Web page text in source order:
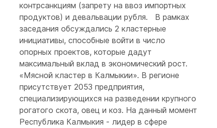
контрсанкциям (запрету на ввоз импортных
продуктов) и девальвации рубля. В рамках
заседания обсуждались 2 кластерные
инициативы, способные войти в число
опорных проектов, которые дадут
максимальный вклад в экономический рост.
«Мясной кластер в Калмыкии». В регионе
присутствует 2053 предприятия,
специализирующихся на разведении крупного
рогатого скота, овец и коз. На данный момент
Республика Калмыкия - лидер в сфере